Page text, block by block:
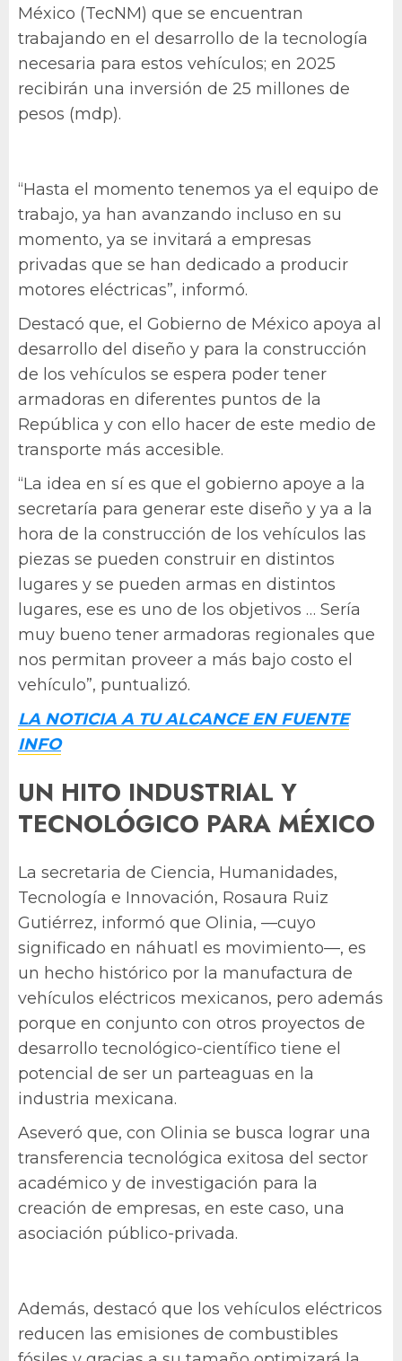
México (TecNM) que se encuentran
trabajando en el desarrollo de la tecnología
necesaria para estos vehículos; en 2025
recibirán una inversión de 25 millones de
pesos (mdp).
“Hasta el momento tenemos ya el equipo de
trabajo, ya han avanzando incluso en su
momento, ya se invitará a empresas
privadas que se han dedicado a producir
motores eléctricas”, informó.
Destacó que, el Gobierno de México apoya al
desarrollo del diseño y para la construcción
de los vehículos se espera poder tener
armadoras en diferentes puntos de la
República y con ello hacer de este medio de
transporte más accesible.
“La idea en sí es que el gobierno apoye a la
secretaría para generar este diseño y ya a la
hora de la construcción de los vehículos las
piezas se pueden construir en distintos
lugares y se pueden armas en distintos
lugares, ese es uno de los objetivos … Sería
muy bueno tener armadoras regionales que
nos permitan proveer a más bajo costo el
vehículo”, puntualizó.
LA NOTICIA A TU ALCANCE EN FUENTE
INFO
UN HITO INDUSTRIAL Y
TECNOLÓGICO PARA MÉXICO
La secretaria de Ciencia, Humanidades,
Tecnología e Innovación, Rosaura Ruiz
Gutiérrez, informó que Olinia, —cuyo
significado en náhuatl es movimiento—, es
un hecho histórico por la manufactura de
vehículos eléctricos mexicanos, pero además
porque en conjunto con otros proyectos de
desarrollo tecnológico-científico tiene el
potencial de ser un parteaguas en la
industria mexicana.
Aseveró que, con Olinia se busca lograr una
transferencia tecnológica exitosa del sector
académico y de investigación para la
creación de empresas, en este caso, una
asociación público-privada.
Además, destacó que los vehículos eléctricos
reducen las emisiones de combustibles